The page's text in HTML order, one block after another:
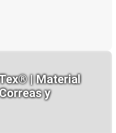
| Material
y